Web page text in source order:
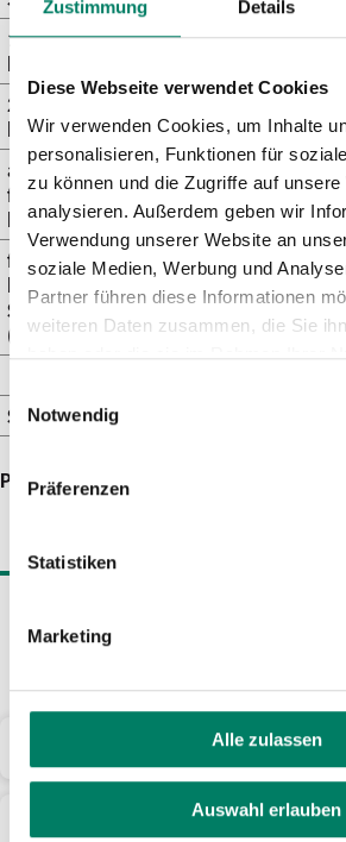
Zustimmung Details
Diese Webseite verwendet Cookies
Wir verwenden Cookies, um Inhalte
personalisieren, Funktionen für
zu können und die Zugriffe auf
analysieren. Außerdem geben wir
Verwendung unserer Website an
soziale Medien, Werbung und
Partner führen diese Informationen
weiteren Daten zusammen, die Sie
Notwendig
Präferenzen
Statistiken
Marketing
Alle zulassen
Auswahl erlauben
1. Kind, freifahrt­
berechtigt
2. Kind, freifahrt­
berechtigt
7 Euro
ab 3. Kind,
freifahrt­
berechtigt
0 Euro
freifahrt­
berechtigte
Schüler*innen
(SGB XII)
0 Euro
Selbst­zahler*innen
Preise gültig ab 01. August 2026
Geltungsdauer und
Mitnahmemöglichkeiten